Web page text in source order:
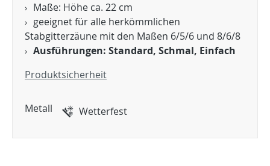
Maße: Höhe ca. 22 cm
geeignet für alle herkömmlichen
Stabgitterzäune mit den Maßen 6/5/6 und 8/6/8
Ausführungen: Standard, Schmal, Einfach
Produktsicherheit
Metall Wetterfest